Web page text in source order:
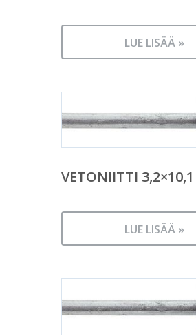
LUE LISÄÄ »
VETONIITTI
LUE LISÄÄ »